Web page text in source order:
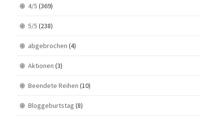
4/5 (369)
5/5 (238)
abgebrochen (4)
Aktionen (3)
Beendete Reihen (10)
Bloggeburtstag (8)